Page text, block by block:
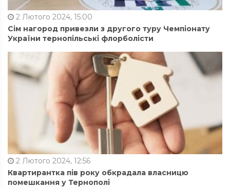
2 Лютого 2024, 15:00
Сім нагород привезли з другого туру Чемпіонату
України тернопільські флорболісти
2 Лютого 2024, 12:56
Квартирантка пів року обкрадала власницю
помешкання у Тернополі